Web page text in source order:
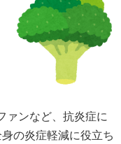
ァンなど、抗炎症に
の炎症軽減に役立ち